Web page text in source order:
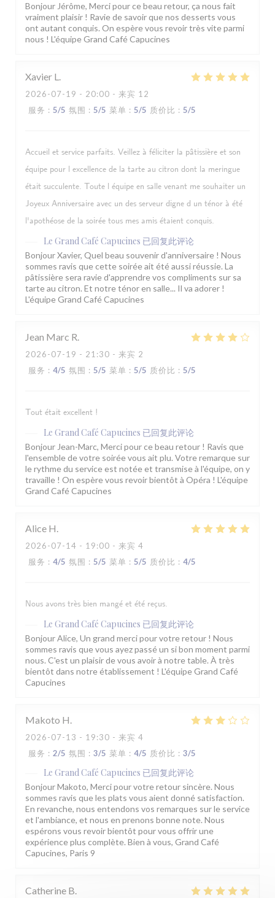
Bonjour Jérôme, Merci pour ce beau retour, ça nous fait
vraiment plaisir ! Ravie de savoir que nos desserts vous
ont autant conquis. On espère vous revoir très vite parmi
nous ! L'équipe Grand Café Capucines
Xavier L
2026-07-19 - 20:00 - 来宾 12
服务 : 5/5 氛围 : 5/5 菜单 : 5/5 质价比 : 5/5
Accueil et service parfaits. Veillez à féliciter la pâtissière et son
équipe pour l excellence de la tarte au citron dont la meringue
était succulente. Toute l équipe en salle venant me souhaiter un
Joyeux Anniversaire avec un des serveur digne d un ténor à été
l'apothéose de la soirée tous mes amis étaient conquis.
Le Grand Café Capucines 已回复此评论
Bonjour Xavier, Quel beau souvenir d'anniversaire ! Nous
sommes ravis que cette soirée ait été aussi réussie. La
pâtissière sera ravie d'apprendre vos compliments sur sa
tarte au citron. Et notre ténor en salle... Il va adorer !
L'équipe Grand Café Capucines
Jean Marc R
2026-07-19 - 21:30 - 来宾 2
服务 : 4/5 氛围 : 5/5 菜单 : 5/5 质价比 : 5/5
Tout était excellent !
Le Grand Café Capucines 已回复此评论
Bonjour Jean-Marc, Merci pour ce beau retour ! Ravis que
l'ensemble de votre soirée vous ait plu. Votre remarque sur
le rythme du service est notée et transmise à l'équipe, on y
travaille ! On espère vous revoir bientôt à Opéra ! L'équipe
Grand Café Capucines
Alice H
2026-07-14 - 19:00 - 来宾 4
服务 : 4/5 氛围 : 5/5 菜单 : 5/5 质价比 : 4/5
Nous avons très bien mangé et été reçus.
Le Grand Café Capucines 已回复此评论
Bonjour Alice, Un grand merci pour votre retour ! Nous
sommes ravis que vous ayez passé un si bon moment parmi
nous. C'est un plaisir de vous avoir à notre table. À très
bientôt dans notre établissement ! L'équipe Grand Café
Capucines
Makoto H
2026-07-13 - 19:30 - 来宾 4
服务 : 2/5 氛围 : 3/5 菜单 : 4/5 质价比 : 3/5
Le Grand Café Capucines 已回复此评论
Bonjour Makoto, Merci pour votre retour sincère. Nous
sommes ravis que les plats vous aient donné satisfaction.
En revanche, nous entendons vos remarques sur le service
et l'ambiance, et nous en prenons bonne note. Nous
espérons vous revoir bientôt pour vous offrir une
expérience plus complète. Bien à vous, Grand Café
Capucines, Paris 9
Catherine B